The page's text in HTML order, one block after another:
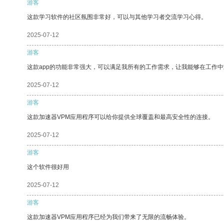
游客
这款学习软件的社区氛围非常好，可以与其他学习者交流学习心得。
2025-07-12
游客
这款app的功能非常强大，可以满足我所有的工作需求，让我能够在工作中
2025-07-12
游客
这款加速器VPM应用程序可以给你提供全球覆盖和最高安全性的连接。
2025-07-12
游客
这个软件很好用
2025-07-12
游客
这款加速器VPM应用程序已经为我们带来了无限的流畅体验。